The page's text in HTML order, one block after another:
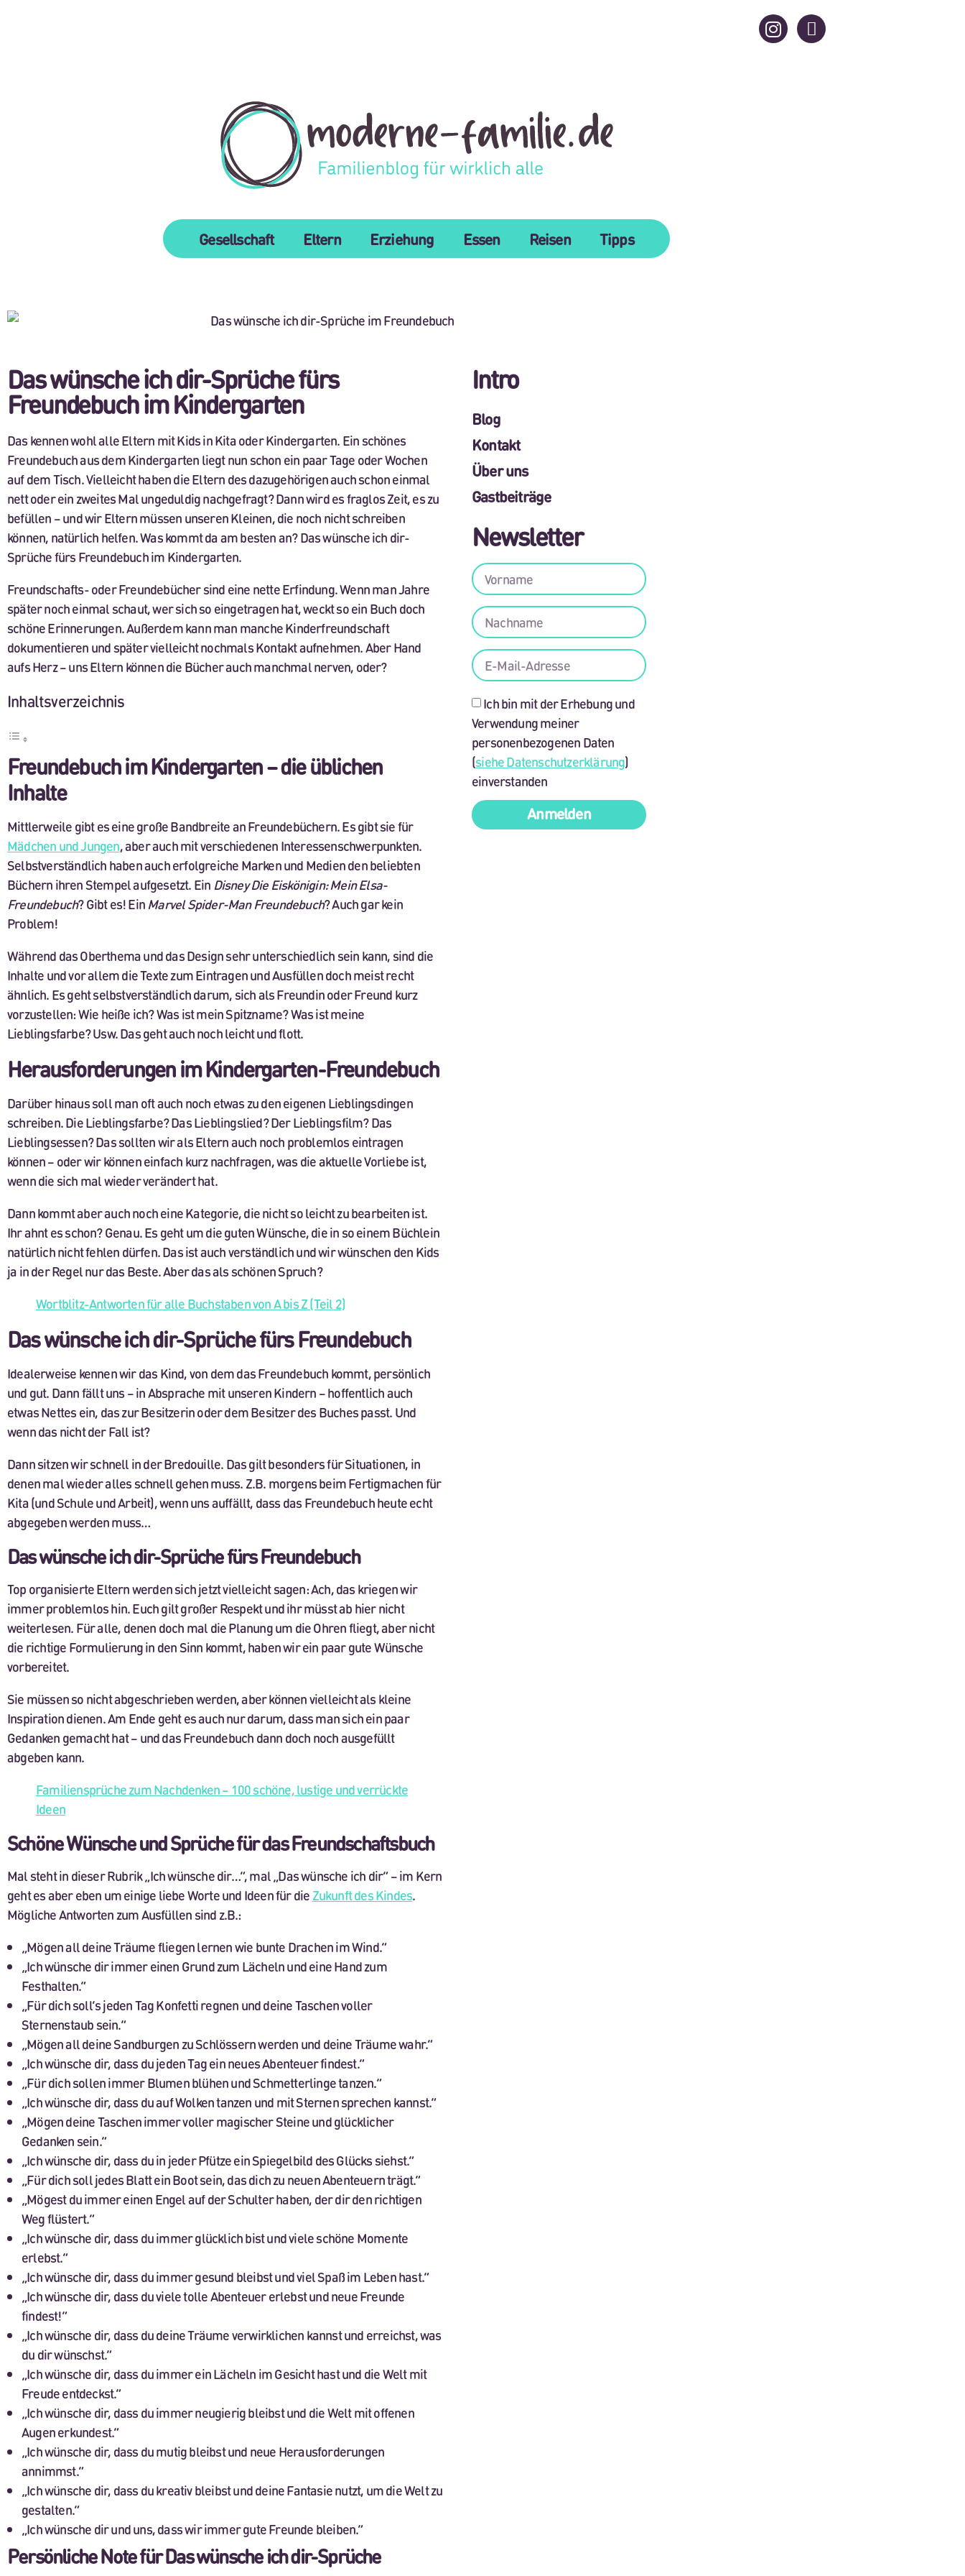
Gesellschaft Eltern Erziehung Essen Reisen Tipps
Das wünsche ich dir-Sprüche fürs
Freundebuch im Kindergarten
Das kennen wohl alle Eltern mit Kids in Kita oder Kindergarten. Ein schönes
Freundebuch aus dem Kindergarten liegt nun schon ein paar Tage oder Wochen
auf dem Tisch. Vielleicht haben die Eltern des dazugehörigen auch schon einmal
nett oder ein zweites Mal ungeduldig nachgefragt? Dann wird es fraglos Zeit, es zu
befüllen – und wir Eltern müssen unseren Kleinen, die noch nicht schreiben
können, natürlich helfen. Was kommt da am besten an? Das wünsche ich dir-
Sprüche fürs Freundebuch im Kindergarten.
Freundschafts- oder Freundebücher sind eine nette Erfindung. Wenn man Jahre
später noch einmal schaut, wer sich so eingetragen hat, weckt so ein Buch doch
schöne Erinnerungen. Außerdem kann man manche Kinderfreundschaft
dokumentieren und später vielleicht nochmals Kontakt aufnehmen. Aber Hand
aufs Herz – uns Eltern können die Bücher auch manchmal nerven, oder?
Inhaltsverzeichnis
Freundebuch im Kindergarten – die üblichen
Inhalte
Mittlerweile gibt es eine große Bandbreite an Freundebüchern. Es gibt sie für
Mädchen und Jungen, aber auch mit verschiedenen Interessenschwerpunkten.
Selbstverständlich haben auch erfolgreiche Marken und Medien den beliebten
Büchern ihren Stempel aufgesetzt. Ein Disney Die Eiskönigin: Mein Elsa-
Freundebuch? Gibt es! Ein Marvel Spider-Man Freundebuch? Auch gar kein
Problem!
Während das Oberthema und das Design sehr unterschiedlich sein kann, sind die
Inhalte und vor allem die Texte zum Eintragen und Ausfüllen doch meist recht
ähnlich. Es geht selbstverständlich darum, sich als Freundin oder Freund kurz
vorzustellen: Wie heiße ich? Was ist mein Spitzname? Was ist meine
Lieblingsfarbe? Usw. Das geht auch noch leicht und flott.
Herausforderungen im Kindergarten-Freundebuch
Darüber hinaus soll man oft auch noch etwas zu den eigenen Lieblingsdingen
schreiben. Die Lieblingsfarbe? Das Lieblingslied? Der Lieblingsfilm? Das
Lieblingsessen? Das sollten wir als Eltern auch noch problemlos eintragen
können – oder wir können einfach kurz nachfragen, was die aktuelle Vorliebe ist,
wenn die sich mal wieder verändert hat.
Dann kommt aber auch noch eine Kategorie, die nicht so leicht zu bearbeiten ist.
Ihr ahnt es schon? Genau. Es geht um die guten Wünsche, die in so einem Büchlein
natürlich nicht fehlen dürfen. Das ist auch verständlich und wir wünschen den Kids
ja in der Regel nur das Beste. Aber das als schönen Spruch?
Wortblitz-Antworten für alle Buchstaben von A bis Z (Teil 2)
Das wünsche ich dir-Sprüche fürs Freundebuch
Idealerweise kennen wir das Kind, von dem das Freundebuch kommt, persönlich
und gut. Dann fällt uns – in Absprache mit unseren Kindern – hoffentlich auch
etwas Nettes ein, das zur Besitzerin oder dem Besitzer des Buches passt. Und
wenn das nicht der Fall ist?
Dann sitzen wir schnell in der Bredouille. Das gilt besonders für Situationen, in
denen mal wieder alles schnell gehen muss. Z.B. morgens beim Fertigmachen für
Kita (und Schule und Arbeit), wenn uns auffällt, dass das Freundebuch heute echt
abgegeben werden muss…
Das wünsche ich dir-Sprüche fürs Freundebuch
Top organisierte Eltern werden sich jetzt vielleicht sagen: Ach, das kriegen wir
immer problemlos hin. Euch gilt großer Respekt und ihr müsst ab hier nicht
weiterlesen. Für alle, denen doch mal die Planung um die Ohren fliegt, aber nicht
die richtige Formulierung in den Sinn kommt, haben wir ein paar gute Wünsche
vorbereitet.
Sie müssen so nicht abgeschrieben werden, aber können vielleicht als kleine
Inspiration dienen. Am Ende geht es auch nur darum, dass man sich ein paar
Gedanken gemacht hat – und das Freundebuch dann doch noch ausgefüllt
abgeben kann.
Familiensprüche zum Nachdenken – 100 schöne, lustige und verrückte
Ideen
Schöne Wünsche und Sprüche für das Freundschaftsbuch
Mal steht in dieser Rubrik „Ich wünsche dir…“, mal „Das wünsche ich dir“ – im Kern
geht es aber eben um einige liebe Worte und Ideen für die Zukunft des Kindes.
Mögliche Antworten zum Ausfüllen sind z.B.:
„Mögen all deine Träume fliegen lernen wie bunte Drachen im Wind.“
„Ich wünsche dir immer einen Grund zum Lächeln und eine Hand zum
Festhalten.“
„Für dich soll’s jeden Tag Konfetti regnen und deine Taschen voller
Sternenstaub sein.“
„Mögen all deine Sandburgen zu Schlössern werden und deine Träume wahr.“
„Ich wünsche dir, dass du jeden Tag ein neues Abenteuer findest.“
„Für dich sollen immer Blumen blühen und Schmetterlinge tanzen.“
„Ich wünsche dir, dass du auf Wolken tanzen und mit Sternen sprechen kannst.“
„Mögen deine Taschen immer voller magischer Steine und glücklicher
Gedanken sein.“
„Ich wünsche dir, dass du in jeder Pfütze ein Spiegelbild des Glücks siehst.“
„Für dich soll jedes Blatt ein Boot sein, das dich zu neuen Abenteuern trägt.“
„Mögest du immer einen Engel auf der Schulter haben, der dir den richtigen
Weg flüstert.“
„Ich wünsche dir, dass du immer glücklich bist und viele schöne Momente
erlebst.“
„Ich wünsche dir, dass du immer gesund bleibst und viel Spaß im Leben hast.“
„Ich wünsche dir, dass du viele tolle Abenteuer erlebst und neue Freunde
findest!“
„Ich wünsche dir, dass du deine Träume verwirklichen kannst und erreichst, was
du dir wünschst.“
„Ich wünsche dir, dass du immer ein Lächeln im Gesicht hast und die Welt mit
Freude entdeckst.“
„Ich wünsche dir, dass du immer neugierig bleibst und die Welt mit offenen
Augen erkundest.“
„Ich wünsche dir, dass du mutig bleibst und neue Herausforderungen
annimmst.“
„Ich wünsche dir, dass du kreativ bleibst und deine Fantasie nutzt, um die Welt zu
gestalten.“
„Ich wünsche dir und uns, dass wir immer gute Freunde bleiben.“
Persönliche Note für Das wünsche ich dir-Sprüche
Intro
Blog
Kontakt
Über uns
Gastbeiträge
Newsletter
Ich bin mit der Erhebung und
Verwendung meiner
personenbezogenen Daten
(siehe Datenschutzerklärung)
einverstanden
Anmelden